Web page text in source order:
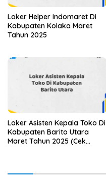
Loker Helper Indomaret Di
Kabupaten Kolaka Maret
Tahun 2025
Loker Asisten Kepala Toko Di
Kabupaten Barito Utara
Maret Tahun 2025 (Cek